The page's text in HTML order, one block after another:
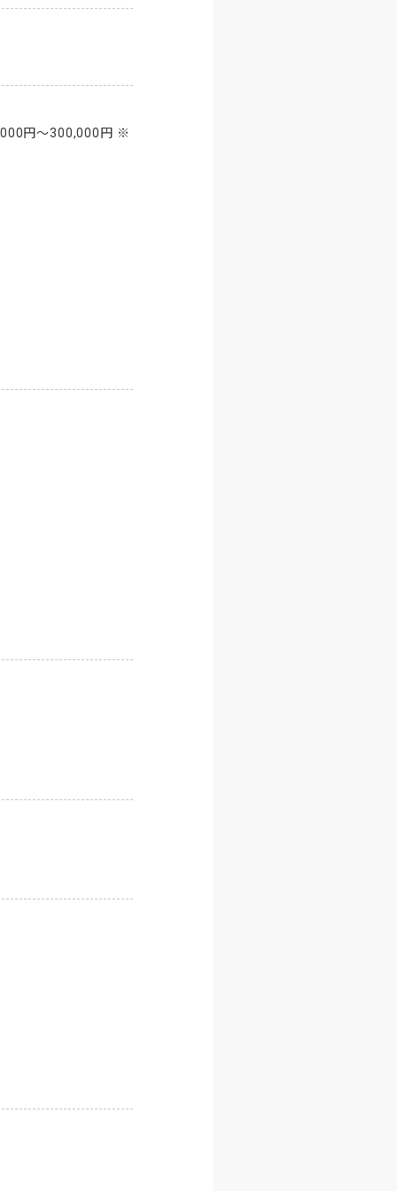
円～300,000円 ※